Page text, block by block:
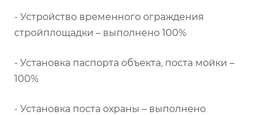
- Устройство временного ограждения
стройплощадки – выполнено 100%
- Установка паспорта объекта, поста мойки –
100%
- Установка поста охраны – выполнено